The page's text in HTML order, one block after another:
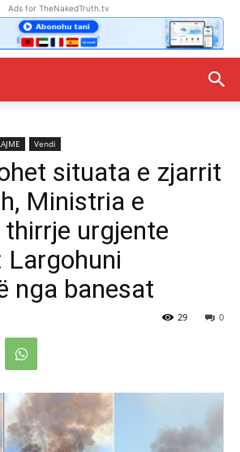
Ads for TheNakedTruth.tv
Vendi
situata e zjarrit
Ministria e
urgjente
Largohuni
nga banesat
0
29